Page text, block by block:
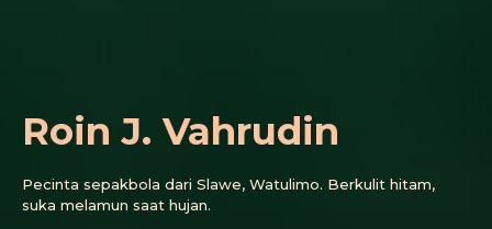
Roin J. Vahrudin
Pecinta sepakbola dari Slawe, Watulimo. Berkulit hitam,
suka melamun saat hujan.